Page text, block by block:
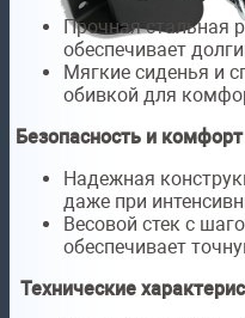
Прочная стальная
обеспечивает
Мягкие сиденья и
обивкой для
Безопасность и комфорт
Надежная
даже при
Весовой стек с
обеспечивает
Технические